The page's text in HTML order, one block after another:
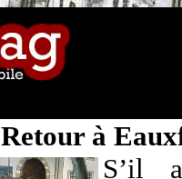
Retour à
S’il